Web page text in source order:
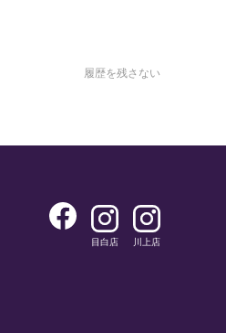
履歴を残さない
目白店 川上店